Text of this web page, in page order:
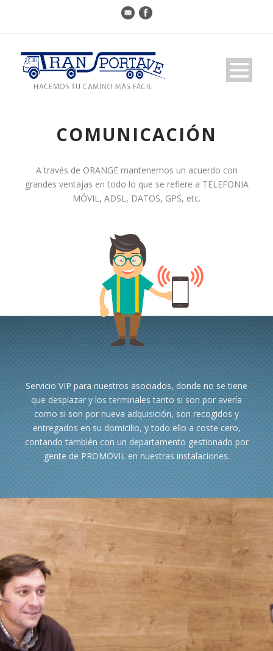
COMUNICACIÓN
A través de ORANGE mantenemos un acuerdo con
grandes ventajas en todo lo que se refiere a TELEFONIA
MÓVIL, ADSL, DATOS, GPS, etc.
Servicio VIP para nuestros asociados, donde no se tiene
que desplazar y los terminales tanto si son por avería
como si son por nueva adquisición, son recogidos y
entregados en su domicilio, y todo ello a coste cero,
contando también con un departamento gestionado por
gente de PROMOVIL en nuestras instalaciones.